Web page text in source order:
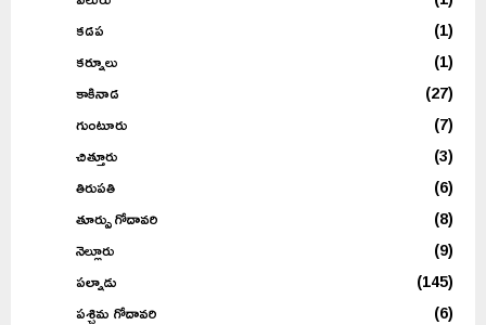
కడప
(1)
కర్నూలు
(1)
కాకినాడ
(27)
గుంటూరు
(7)
చిత్తూరు
(3)
తిరుపతి
(6)
తూర్పు గోదావరి
(8)
నెల్లూరు
(9)
పల్నాడు
(145)
పశ్చిమ గోదావరి
(6)